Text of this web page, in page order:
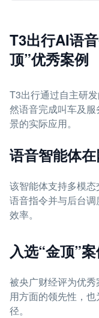
T3出行AI语
顶”优秀案例
T3出行通过自主研
然语音完成叫车及
景的实际应用。
语音智能体
该智能体支持多模
语音指令并与后台
效率。
入选“金顶”
被央广财经评为优
用方面的领先性，
径。